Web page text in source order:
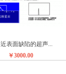
表面缺陷的超声...
￥3000.00